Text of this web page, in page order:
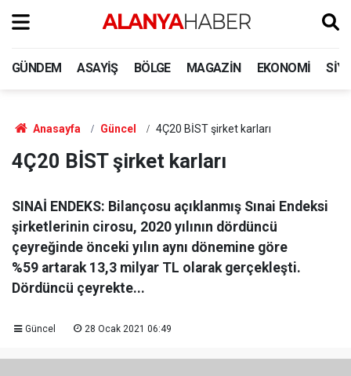
GÜNDEM ASAYIŞ BÖLGE MAGAZIN EKONOMI
Anasayfa Güncel 4Ç20 BİST şirket karları
4Ç20 BİST şirket karları
SINAİ ENDEKS: Bilançosu açıklanmış Sınai Endeksi
şirketlerinin cirosu, 2020 yılının dördüncü
çeyreğinde önceki yılın aynı dönemine göre
%59 artarak 13,3 milyar TL olarak gerçekleşti.
Dördüncü çeyrekte...
Güncel 28 Ocak 2021 06:49